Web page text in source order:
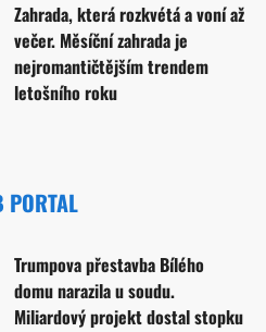
Zahrada, která rozkvétá a voní až
večer. Měsíční zahrada je
nejromantičtějším trendem
letošního roku
PORTAL
Trumpova přestavba Bílého
domu narazila u soudu.
Miliardový projekt dostal stopku